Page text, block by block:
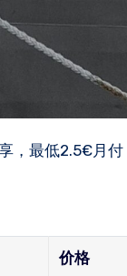
，最低2.5€月
价格